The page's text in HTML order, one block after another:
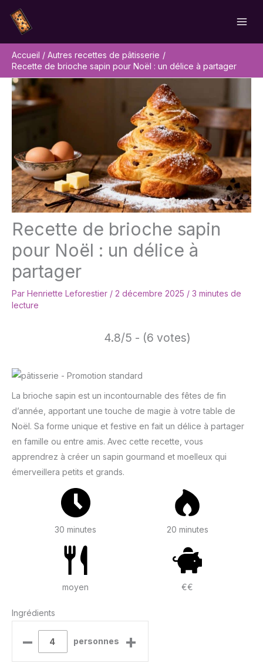
contenu
Accueil
Autres recettes de pâtisserie
Recette de brioche sapin pour Noël : un délice à partager
Recette de brioche sapin
pour Noël : un délice à
partager
Par Henriette Leforestier / 2 décembre 2025 / 3 minutes de
lecture
4.8/5 - (6 votes)
La brioche sapin est un incontournable des fêtes de fin
d’année, apportant une touche de magie à votre table de
Noël. Sa forme unique et festive en fait un délice à partager
en famille ou entre amis. Avec cette recette, vous
apprendrez à créer un sapin gourmand et moelleux qui
émerveillera petits et grands.
30 minutes 20 minutes
moyen €€
Ingrédients
– personnes +
Rechercher